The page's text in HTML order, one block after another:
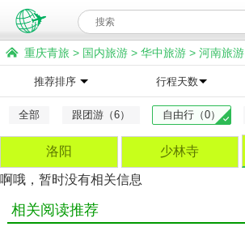
重庆青旅 > 国内旅游 > 华中旅游 > 河南旅游
推荐排序 行程天数
全部 跟团游（6） 自由行（0）
洛阳 少林寺
啊哦，暂时没有相关信息
相关阅读推荐